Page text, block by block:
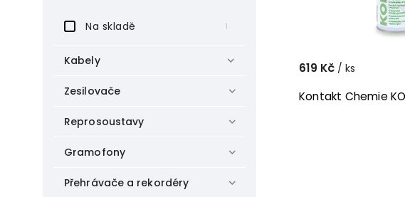
Na skladě 1
Kabely
Zesilovače
Reprosoustavy
Gramofony
Přehrávače a rekordéry
Kontakt Chemie
619 Kč / ks